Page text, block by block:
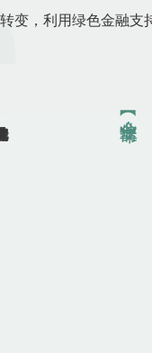
变，利用绿色金融
人。
【企业使命】